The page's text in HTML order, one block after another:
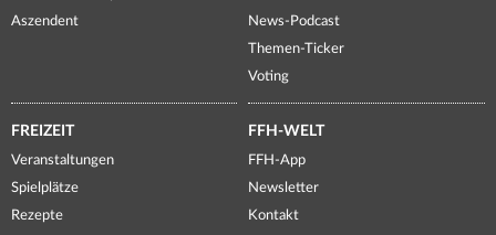
Aszendent
News-Podcast
Themen-Ticker
Voting
FREIZEIT
Veranstaltungen
Spielplätze
Rezepte
FFH-WELT
FFH-App
Newsletter
Kontakt